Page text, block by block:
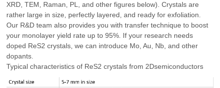
XRD, TEM, Raman, PL, and other figures below). Crystals are
rather large in size, perfectly layered, and ready for exfoliation.
Our R&D team also provides you with transfer technique to boost
your monolayer yield rate up to 95%. If your research needs
doped ReS2 crystals, we can introduce Mo, Au, Nb, and other
dopants.
Typical characteristics of ReS2 crystals from 2Dsemiconductors